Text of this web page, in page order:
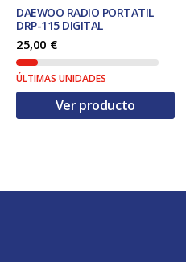
DAEWOO RADIO PORTATIL
DRP-115 DIGITAL
25,00 €
ÚLTIMAS UNIDADES
Ver producto